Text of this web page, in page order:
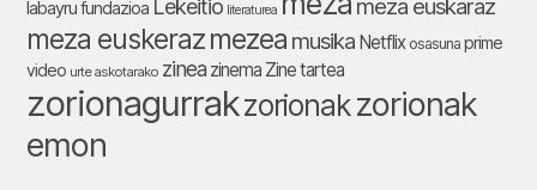
labayru fundazioa Lekeitio literaturea meza euskaraz
meza euskerazmezea musika Netflix osasuna prime
video urte askotarako zinea zinema Zine tartea
zorionagurrakzorionakzorionak
emon